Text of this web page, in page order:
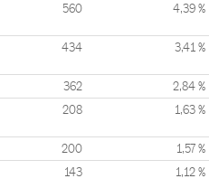
560 4,39 %
434 3,41 %
362 2,84 %
208 1,63 %
200 1,57 %
143 1,12 %